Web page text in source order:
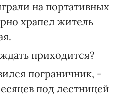
на портативных
храпел житель
приходится?
пограничник, -
под лестницей